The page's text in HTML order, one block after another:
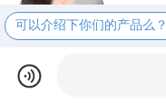
可以介绍下你们的产品么？